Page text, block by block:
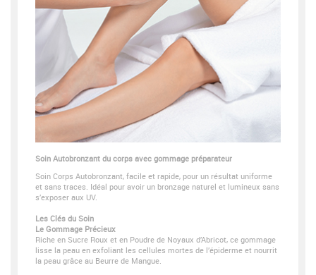
Soin Autobronzant du corps avec gommage préparateur
Soin Corps Autobronzant, facile et rapide, pour un résultat uniforme
et sans traces. Idéal pour avoir un bronzage naturel et lumineux sans
s’exposer aux UV.
Les Clés du Soin
Le Gommage Précieux
Riche en Sucre Roux et en Poudre de Noyaux d’Abricot, ce gommage
lisse la peau en exfoliant les cellules mortes de l’épiderme et nourrit
la peau grâce au Beurre de Mangue.